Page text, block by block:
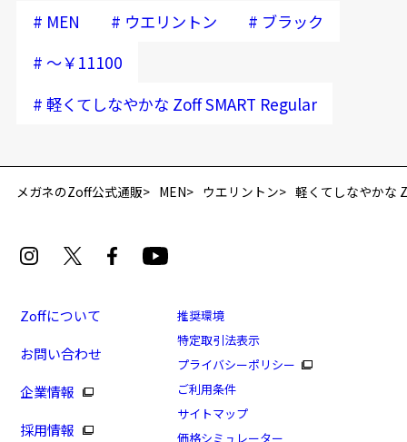
[アウトレット価格]軽くてしなやかな Zoff SMART
商品番号：ZN251016-14E1/フレームカラー：ブラック/
単価：￥8,880
# MEN # ウエリントン # ブラック
# ～￥11100
# 軽くてしなやかな Zoff SMART Regular
メガネのZoff公式通販 MEN ウエリントン 軽くてしなやかな
Zoffについて
お問い合わせ
企業情報
採用情報
推奨環境
特定取引法表示
プライバシーポリシー
ご利用条件
サイトマップ
価格シミュレーター